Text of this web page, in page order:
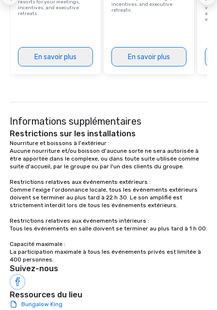
sound o content
negotiations o registration
management o team
resorts for your meetings,
incentives, and executive
retreats.
En savoir plus
incentives, and executive
retreats.
En savoir plus
Informations supplémentaires
Restrictions sur les installations
Nourriture et boissons à l'extérieur :
Aucune nourriture et/ou boisson d'aucune sorte ne sera autorisée à
être apportée dans le complexe, ou dans toute suite utilisée comme
suite d'accueil, par le groupe ou par l'un des clients du groupe.
Restrictions relatives aux événements extérieurs :
Comme l'exige l'ordonnance locale, tous les événements extérieurs
doivent se terminer au plus tard à 22 h 30. Le son amplifié est
strictement interdit lors de tous les événements extérieurs.
Restrictions relatives aux événements intérieurs :
Tous les événements en salle doivent se terminer au plus tard à 1 h 00.
Capacité maximale :
La participation maximale à tous les événements privés est limitée à
Suivez-nous
Ressources du lieu
Bungalow King